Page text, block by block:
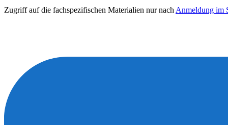
Zugriff auf die fachspezifischen Materialien nur nach Anmeldung im